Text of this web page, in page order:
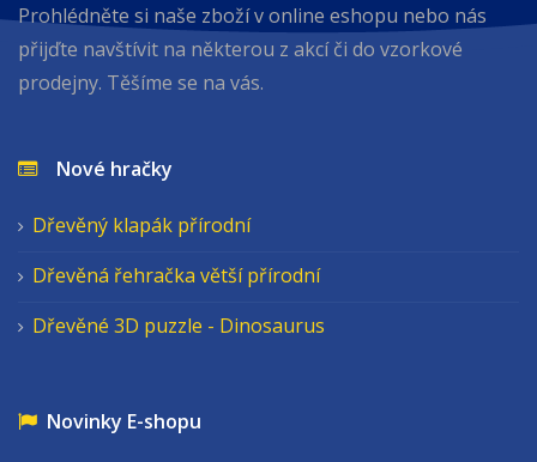
Prohlédněte si naše zboží v online eshopu nebo nás
přijďte navštívit na některou z akcí či do vzorkové
prodejny. Těšíme se na vás.
Nové hračky
Dřevěný klapák přírodní
Dřevěná řehračka větší přírodní
Dřevěné 3D puzzle - Dinosaurus
Novinky E-shopu